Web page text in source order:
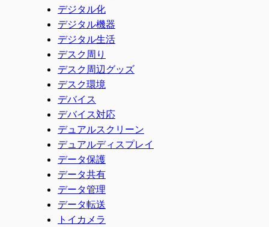
デジタル化
デジタル機器
デジタル生活
デスク周り
デスク周辺グッズ
デスク環境
デバイス
デバイス対応
デュアルスクリーン
デュアルディスプレイ
データ保護
データ共有
データ管理
データ転送
トイカメラ